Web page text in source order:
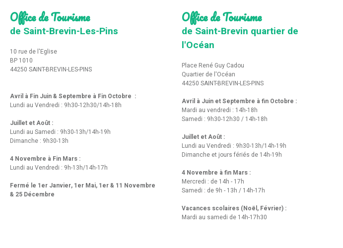
Office de Tourisme
de Saint-Brevin-Les-Pins
10 rue de l'Eglise
BP 1010
44250 SAINT-BREVIN-LES-PINS
Avril à Fin Juin & Septembre à Fin Octobre :
Lundi au Vendredi : 9h30-12h30/14h-18h
Juillet et Août :
Lundi au Samedi : 9h30-13h/14h-19h
Dimanche : 9h30-13h
4 Novembre à Fin Mars :
Lundi au Vendredi : 9h-13h/14h-17h
Fermé le 1er Janvier, 1er Mai, 1er & 11 Novembre
& 25 Décembre
Office de Tourisme
de Saint-Brevin quartier de
l'Océan
Place René Guy Cadou
Quartier de l'Océan
44250 SAINT-BREVIN-LES-PINS
Avril à Juin et Septembre à fin Octobre :
Mardi au vendredi : 14h-18h
Samedi : 9h30-12h30 / 14h-18h
Juillet et Août :
Lundi au Vendredi : 9h30-13h/14h-19h
Dimanche et jours fériés de 14h-19h
4 Novembre à fin Mars :
Mercredi : de 14h - 17h
Samedi : de 9h - 13h / 14h-17h
Vacances scolaires (Noël, Février) :
Mardi au samedi de 14h-17h30